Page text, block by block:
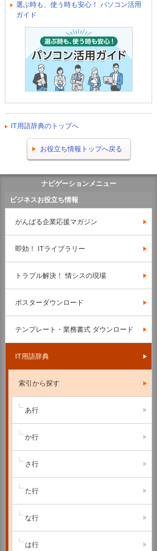
選ぶ時も、使う時も安心！ パソコン活用
ガイド
IT用語辞典のトップへ
お役立ち情報トップへ戻る
ナビゲーションメニュー
ビジネスお役立ち情報
がんばる企業応援マガジン
即効！ ITライブラリー
トラブル解決！ 情シスの現場
ポスターダウンロード
テンプレート・業務書式 ダウンロード
IT用語辞典
索引から探す
あ行
か行
さ行
た行
な行
は行